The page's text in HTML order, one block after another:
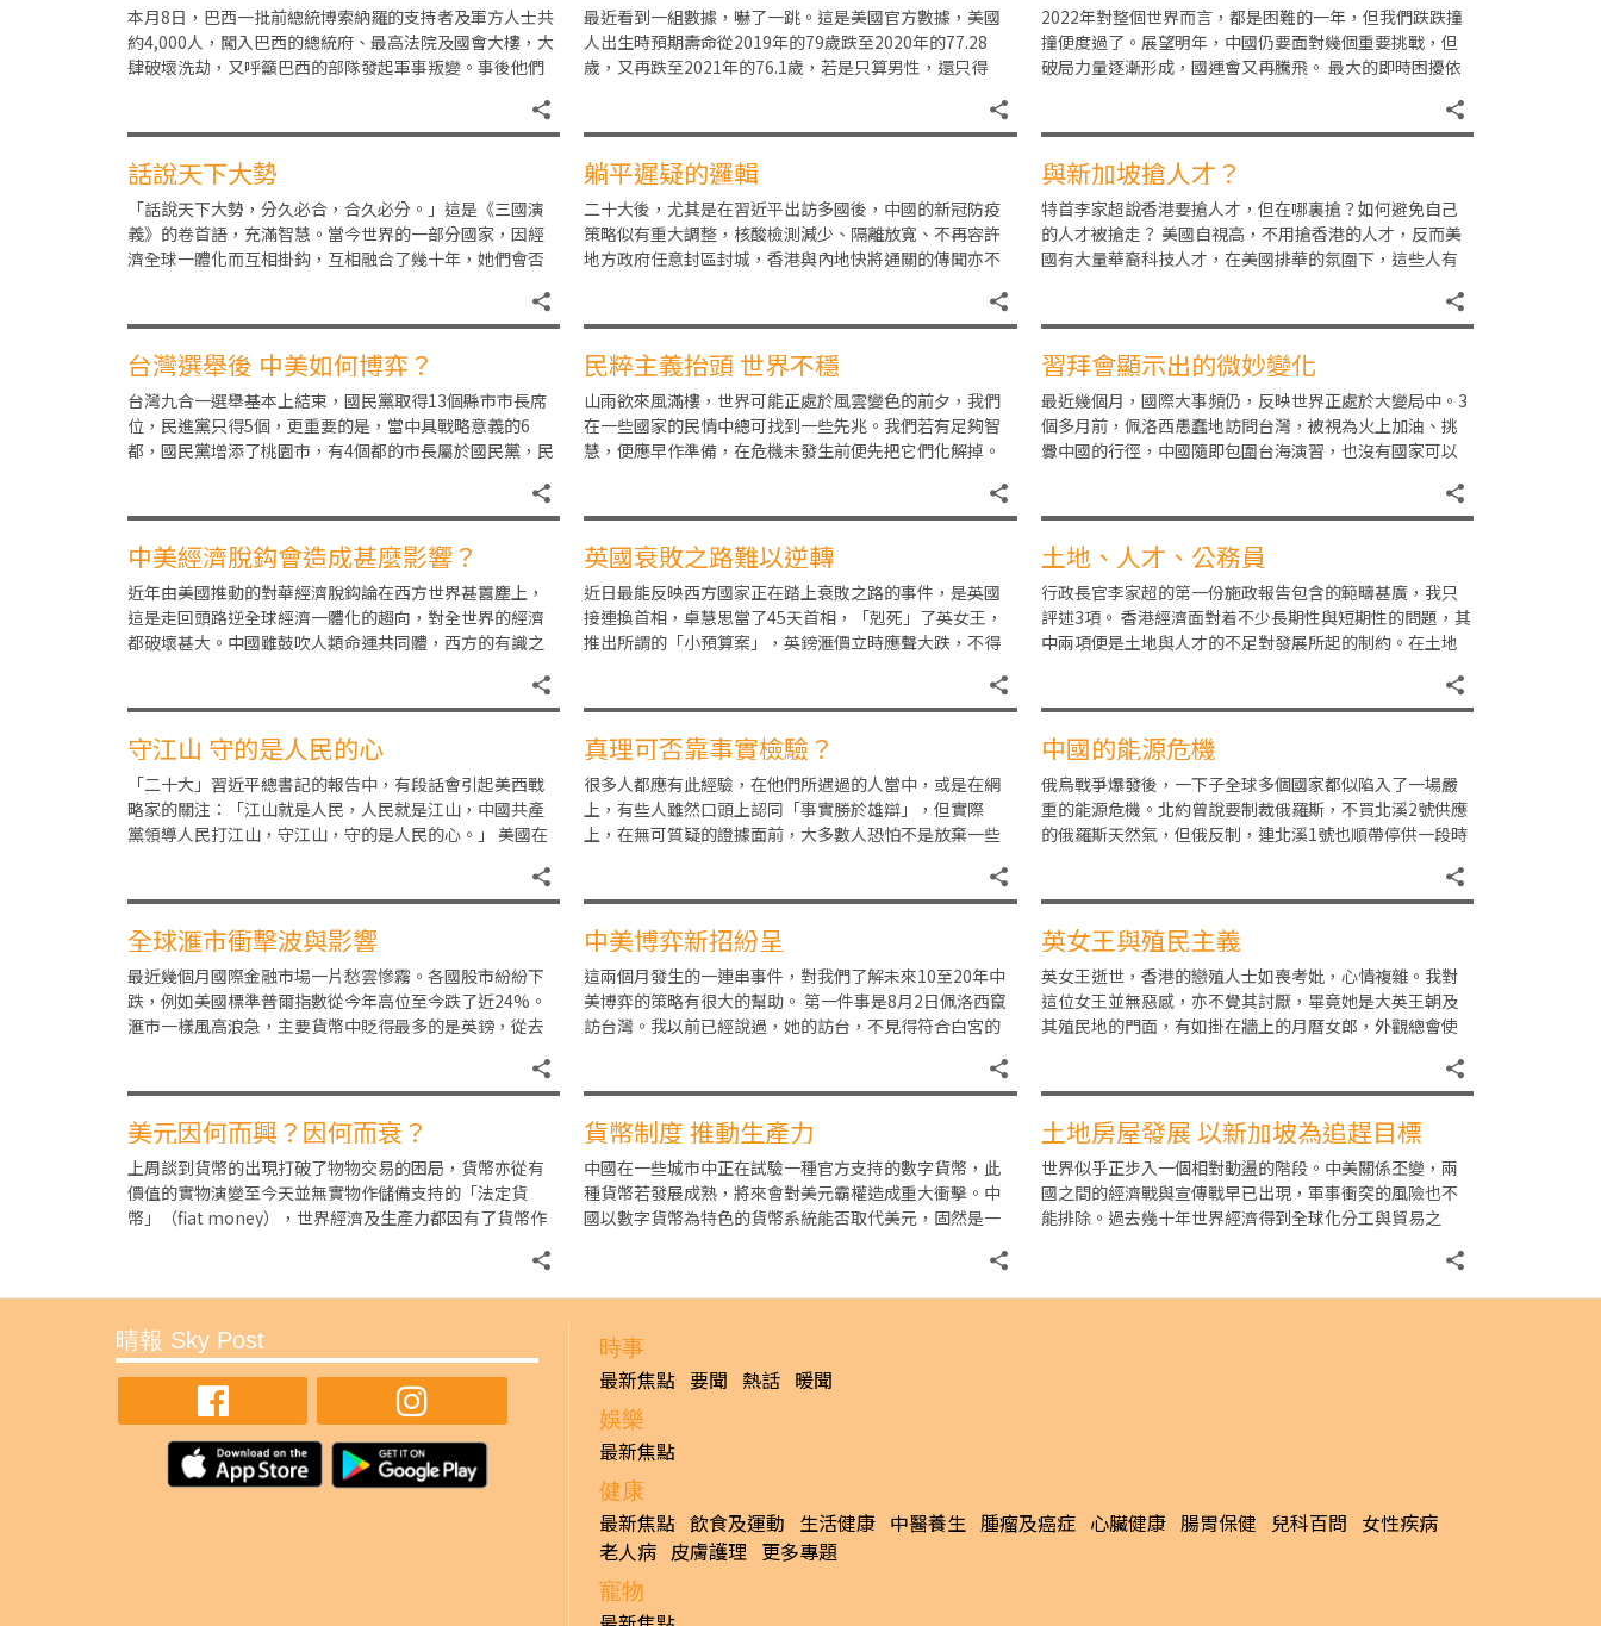
本月8日，巴西一批前總統博索納羅的支持者及軍方人士共
約4,000人，闖入巴西的總統府、最高法院及國會大樓，大
肆破壞洗劫，又呼籲巴西的部隊發起軍事叛變。事後他們
最近看到一組數據，嚇了一跳。這是美國官方數據，美國
人出生時預期壽命從2019年的79歲跌至2020年的77.28
歲，又再跌至2021年的76.1歲，若是只算男性，還只得
2022年對整個世界而言，都是困難的一年，但我們跌跌撞
撞便度過了。展望明年，中國仍要面對幾個重要挑戰，但
破局力量逐漸形成，國運會又再騰飛。 最大的即時困擾依
話說天下大勢
「話說天下大勢，分久必合，合久必分。」這是《三國演
義》的卷首語，充滿智慧。當今世界的一部分國家，因經
濟全球一體化而互相掛鈎，互相融合了幾十年，她們會否
躺平遲疑的邏輯
二十大後，尤其是在習近平出訪多國後，中國的新冠防疫
策略似有重大調整，核酸檢測減少、隔離放寬、不再容許
地方政府任意封區封城，香港與內地快將通關的傳聞亦不
與新加坡搶人才？
特首李家超說香港要搶人才，但在哪裏搶？如何避免自己
的人才被搶走？ 美國自視高，不用搶香港的人才，反而美
國有大量華裔科技人才，在美國排華的氛圍下，這些人有
台灣選舉後 中美如何博弈？
台灣九合一選舉基本上結束，國民黨取得13個縣市市長席
位，民進黨只得5個，更重要的是，當中具戰略意義的6
都，國民黨增添了桃園市，有4個都的市長屬於國民黨，民
民粹主義抬頭 世界不穩
山雨欲來風滿樓，世界可能正處於風雲變色的前夕，我們
在一些國家的民情中總可找到一些先兆。我們若有足夠智
慧，便應早作準備，在危機未發生前便先把它們化解掉。
習拜會顯示出的微妙變化
最近幾個月，國際大事頻仍，反映世界正處於大變局中。3
個多月前，佩洛西愚蠢地訪問台灣，被視為火上加油、挑
釁中國的行徑，中國隨即包圍台海演習，也沒有國家可以
中美經濟脫鈎會造成甚麼影響？
近年由美國推動的對華經濟脫鈎論在西方世界甚囂塵上，
這是走回頭路逆全球經濟一體化的趨向，對全世界的經濟
都破壞甚大。中國雖鼓吹人類命運共同體，西方的有識之
英國衰敗之路難以逆轉
近日最能反映西方國家正在踏上衰敗之路的事件，是英國
接連換首相，卓慧思當了45天首相，「剋死」了英女王，
推出所謂的「小預算案」，英鎊滙價立時應聲大跌，不得
土地、人才、公務員
行政長官李家超的第一份施政報告包含的範疇甚廣，我只
評述3項。 香港經濟面對着不少長期性與短期性的問題，其
中兩項便是土地與人才的不足對發展所起的制約。在土地
守江山 守的是人民的心
「二十大」習近平總書記的報告中，有段話會引起美西戰
略家的關注：「江山就是人民，人民就是江山，中國共產
黨領導人民打江山，守江山，守的是人民的心。」 美國在
真理可否靠事實檢驗？
很多人都應有此經驗，在他們所遇過的人當中，或是在網
上，有些人雖然口頭上認同「事實勝於雄辯」，但實際
上，在無可質疑的證據面前，大多數人恐怕不是放棄一些
中國的能源危機
俄烏戰爭爆發後，一下子全球多個國家都似陷入了一場嚴
重的能源危機。北約曾說要制裁俄羅斯，不買北溪2號供應
的俄羅斯天然氣，但俄反制，連北溪1號也順帶停供一段時
全球滙市衝擊波與影響
最近幾個月國際金融市場一片愁雲慘霧。各國股市紛紛下
跌，例如美國標準普爾指數從今年高位至今跌了近24%。
滙市一樣風高浪急，主要貨幣中貶得最多的是英鎊，從去
中美博弈新招紛呈
這兩個月發生的一連串事件，對我們了解未來10至20年中
美博弈的策略有很大的幫助。 第一件事是8月2日佩洛西竄
訪台灣。我以前已經說過，她的訪台，不見得符合白宮的
英女王與殖民主義
英女王逝世，香港的戀殖人士如喪考妣，心情複雜。我對
這位女王並無惡感，亦不覺其討厭，畢竟她是大英王朝及
其殖民地的門面，有如掛在牆上的月曆女郎，外觀總會使
美元因何而興？因何而衰？
上周談到貨幣的出現打破了物物交易的困局，貨幣亦從有
價值的實物演變至今天並無實物作儲備支持的「法定貨
幣」（fiat money），世界經濟及生產力都因有了貨幣作
貨幣制度 推動生產力
中國在一些城市中正在試驗一種官方支持的數字貨幣，此
種貨幣若發展成熟，將來會對美元霸權造成重大衝擊。中
國以數字貨幣為特色的貨幣系統能否取代美元，固然是一
土地房屋發展 以新加坡為追趕目標
世界似乎正步入一個相對動盪的階段。中美關係丕變，兩
國之間的經濟戰與宣傳戰早已出現，軍事衝突的風險也不
能排除。過去幾十年世界經濟得到全球化分工與貿易之
晴報 Sky Post 時事
最新焦點 要聞 熱話 暖聞
娛樂
最新焦點
健康
最新焦點 飲食及運動 生活健康 中醫養生 腫瘤及癌症 心臟健康 腸胃保健 兒科百問 女性疾病
老人病 皮膚護理 更多專題
寵物